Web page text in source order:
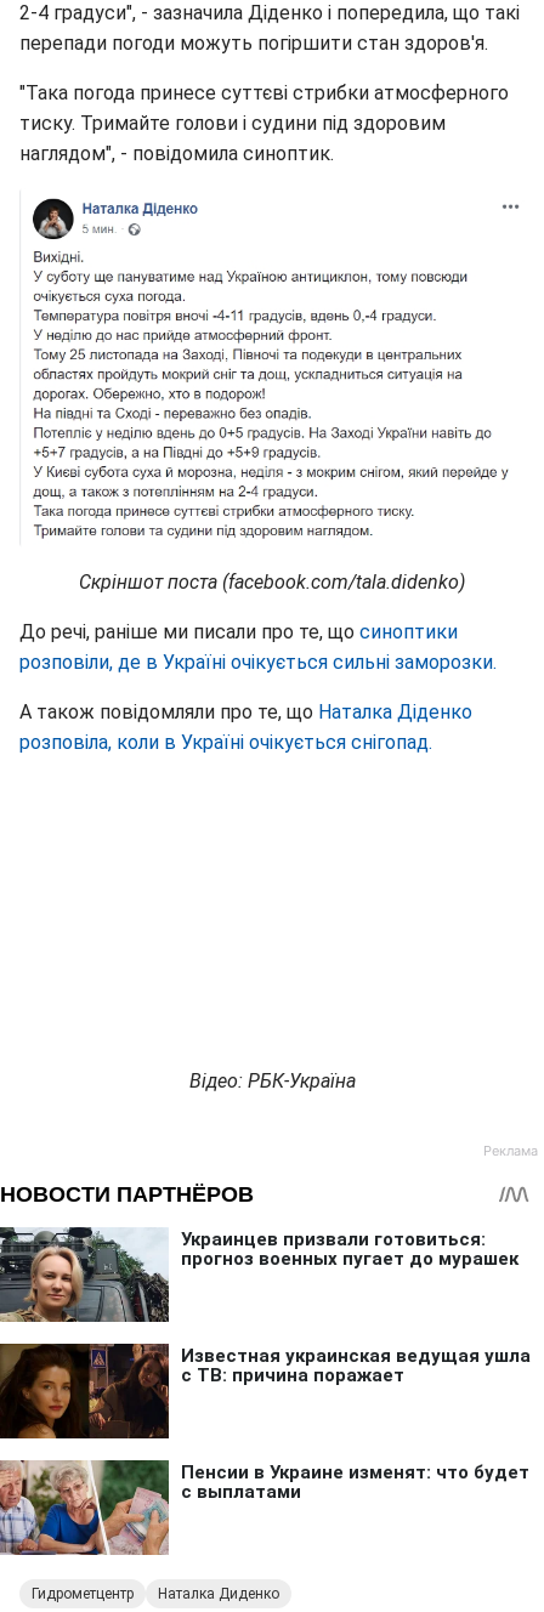
2-4 градуси", - зазначила Діденко і попередила, що такі
перепади погоди можуть погіршити стан здоров'я.
"Така погода принесе суттєві стрибки атмосферного
тиску. Тримайте голови і судини під здоровим
наглядом", - повідомила синоптик.
Скріншот поста (facebook.com/tala.didenko)
До речі, раніше ми писали про те, що синоптики
розповіли, де в Україні очікується сильні заморозки.
А також повідомляли про те, що Наталка Діденко
розповіла, коли в Україні очікується снігопад.
Відео: РБК-Україна
Гидрометцентр Наталка Диденко